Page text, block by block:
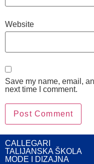
Website
Save my name, email,
next time I comment.
CALLEGARI
TALIJANSKA ŠKOLA
MODE I DIZAJNA